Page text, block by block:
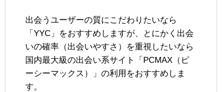
出会うユーザーの質にこだわりたいなら
「YYC」をおすすめしますが、とにかく出会
いの確率（出会いやすさ）を重視したいなら
国内最大級の出会い系サイト「PCMAX（ピ
ーシーマックス）」の利用をおすすめしま
す。